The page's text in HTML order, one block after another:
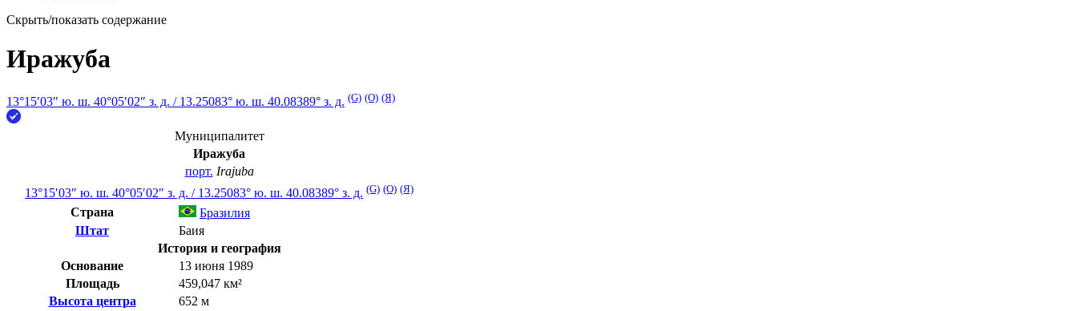
Скрыть/показать содержание
Иражуба
13°15′03″ ю. ш. 40°05′02″ з. д. / 13.25083° ю. ш. 40.08389° з. д. (G) (O) (Я)
Муниципалитет
Иражуба
порт. Irajuba
13°15′03″ ю. ш. 40°05′02″ з. д. / 13.25083° ю. ш. 40.08389° з. д. (G) (O) (Я)
Страна
Бразилия
Штат
Баия
История и география
Основание
13 июня 1989
Площадь
459,047 км²
Высота центра
652 м